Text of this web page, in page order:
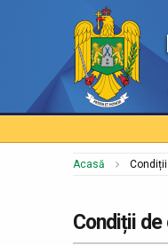
Acasă
Condiții